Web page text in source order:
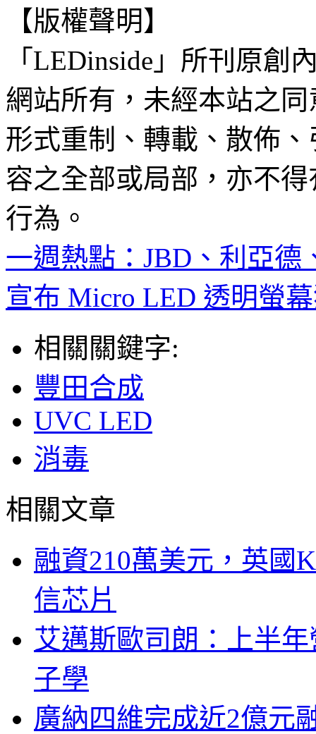
【版權聲明】
「LEDinside」所刊原創
網站所有，未經本站之
形式重制、轉載、散佈
容之全部或局部，亦不
行為。
一週熱點：JBD、利亞德
宣布 Micro LED 透明螢
相關關鍵字:
豐田合成
UVC LED
消毒
相關文章
融資210萬美元，英國
信芯片
艾邁斯歐司朗：上半
子學
廣納四維完成近2億元